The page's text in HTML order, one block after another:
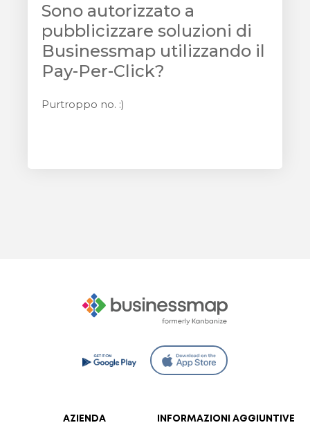
Sono autorizzato a
pubblicizzare soluzioni di
Businessmap utilizzando il
Pay-Per-Click?
Purtroppo no. :)
AZIENDA INFORMAZIONI AGGIUNTIVE